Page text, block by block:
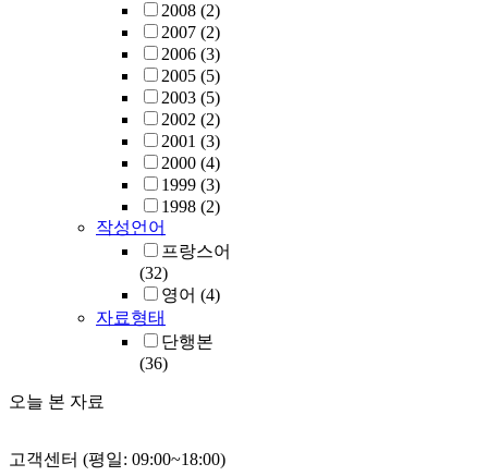
2008 (2)
2007 (2)
2006 (3)
2005 (5)
2003 (5)
2002 (2)
2001 (3)
2000 (4)
1999 (3)
1998 (2)
작성언어
프랑스어
(32)
영어 (4)
자료형태
단행본
(36)
오늘 본 자료
고객센터 (평일: 09:00~18:00)